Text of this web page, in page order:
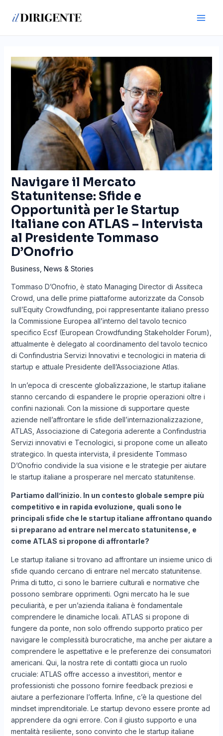
Navigare il Mercato
Statunitense: Sfide e
Opportunità per le Startup
Italiane con ATLAS – Intervista
al Presidente Tommaso
D’Onofrio
Business News & Stories
Tommaso D’Onofrio, è stato Managing Director di Assiteca
Crowd, una delle prime piattaforme autorizzate da Consob
sull’Equity Crowdfunding, poi rappresentante italiano presso
la Commissione Europea all’interno del tavolo tecnico
specifico Ecsf (European Crowdfunding Stakeholder Forum),
attualmente è delegato al coordinamento del tavolo tecnico
di Confindustria Servizi Innovativi e tecnologici in materia di
startup e attuale Presidente dell’Associazione Atlas.
In un’epoca di crescente globalizzazione, le startup italiane
stanno cercando di espandere le proprie operazioni oltre i
confini nazionali. Con la missione di supportare queste
aziende nell’affrontare le sfide dell’internazionalizzazione,
ATLAS, Associazione di Categoria aderente a Confindustria
Servizi innovativi e Tecnologici, si propone come un alleato
strategico. In questa intervista, il presidente Tommaso
D’Onofrio condivide la sua visione e le strategie per aiutare
le startup italiane a prosperare nel mercato statunitense.
Partiamo dall’inizio. In un contesto globale sempre più
competitivo e in rapida evoluzione, quali sono le
principali sfide che le startup italiane affrontano quando
si preparano ad entrare nel mercato statunitense, e
come ATLAS si propone di affrontarle?
Le startup italiane si trovano ad affrontare un insieme unico di
sfide quando cercano di entrare nel mercato statunitense.
Prima di tutto, ci sono le barriere culturali e normative che
possono sembrare opprimenti. Ogni mercato ha le sue
peculiarità, e per un’azienda italiana è fondamentale
comprendere le dinamiche locali. ATLAS si propone di
fungere da ponte, non solo offrendo supporto pratico per
navigare le complessità burocratiche, ma anche per aiutare a
comprendere le aspettative e le preferenze dei consumatori
americani. Qui, la nostra rete di contatti gioca un ruolo
cruciale: ATLAS offre accesso a investitori, mentor e
professionisti che possono fornire feedback preziosi e
aiutare a perfezionare l’offerta. Infine, c’è la questione del
mindset imprenditoriale. Le startup devono essere pronte ad
apprendere da ogni errore. Con il giusto supporto e una
mentalità resiliente, sono convinto che le startup italiane
articoli